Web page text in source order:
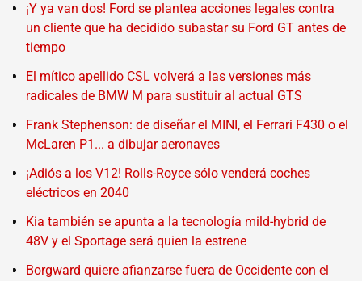
¡Y ya van dos! Ford se plantea acciones legales contra
un cliente que ha decidido subastar su Ford GT antes de
tiempo
El mítico apellido CSL volverá a las versiones más
radicales de BMW M para sustituir al actual GTS
Frank Stephenson: de diseñar el MINI, el Ferrari F430 o el
McLaren P1... a dibujar aeronaves
¡Adiós a los V12! Rolls-Royce sólo venderá coches
eléctricos en 2040
Kia también se apunta a la tecnología mild-hybrid de
48V y el Sportage será quien la estrene
Borgward quiere afianzarse fuera de Occidente con el